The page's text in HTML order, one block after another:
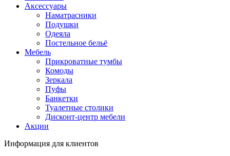
Аксессуары
Наматрасники
Подушки
Одеяла
Постельное бельё
Мебель
Прикроватные тумбы
Комоды
Зеркала
Пуфы
Банкетки
Туалетные столики
Дисконт-центр мебели
Акции
Информация для клиентов